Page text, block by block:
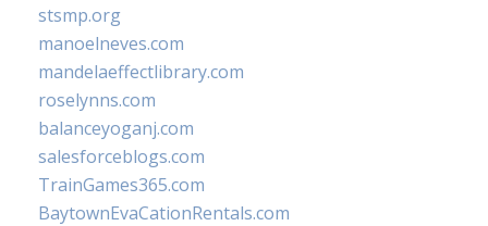
stsmp.org
manoelneves.com
mandelaeffectlibrary.com
roselynns.com
balanceyoganj.com
salesforceblogs.com
TrainGames365.com
BaytownEvaCationRentals.com